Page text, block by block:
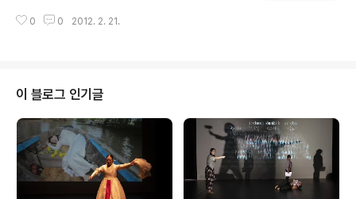
우연히도 샐러드 단원들이 퍼포먼스를 준비하기 위해 도착
편의 작품으로 완성될 이 시리즈는 한국인 파독광부 이야
굴라이 광업소 지하 막장에서 수평갱 채탄부로 일한지 한
달만인 1964년 11월 30일 월요일 천장이 무너져 숨진 이
성재씨의 이야기를 다룬다. 퍼포먼스는 사망한 이씨가 불
러내 살아 있는 옛 동료들에게 편지를 낭독하는 형식으로
진행된다. 이 퍼포먼스는 언어도 음식도 문화도 낯선 이국
땅 지하 천수십미터 지하에서 숨진 동..
0 0 2012. 2. 21.
이 블로그 인기글